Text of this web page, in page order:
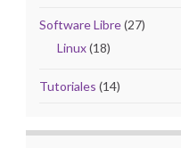
Software Libre(27)
Linux(18)
Tutoriales (14)